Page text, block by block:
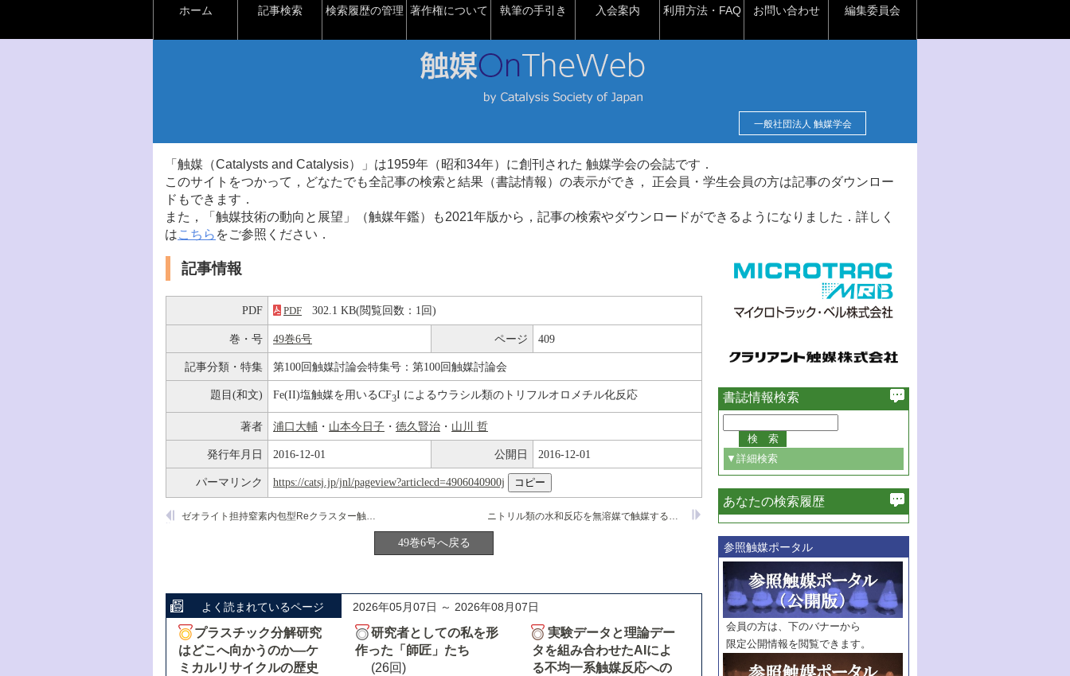
ホーム 記事検索 検索履歴の管理 著作権について 執筆の手引き 入会案内 利用方法・FAQ お問い合わせ 編集委員会
一般社団法人 触媒学会
「触媒（Catalysts and Catalysis）」は1959年（昭和34年）に創刊された 触媒学会の会誌です．
このサイトをつかって，どなたでも全記事の検索と結果（書誌情報）の表示ができ， 正会員・学生会員の方は記事のダウンロー
ドもできます．
また，「触媒技術の動向と展望」（触媒年鑑）も2021年版から，記事の検索やダウンロードができるようになりました．詳しく
はこちら をご参照ください．
記事情報
PDF PDF 302.1 KB(閲覧回数：1回)
巻・号 49巻6号 ページ 409
記事分類・特集 第100回触媒討論会特集号：第100回触媒討論会
題目(和文) Fe(II)塩触媒を用いるCF3I によるウラシル類のトリフルオロメチル化反応
著者 浦口大輔 ・ 山本今日子 ・ 徳久賢治 ・ 山川 哲
発行年月日 2016-12-01 公開日 2016-12-01
パーマリンク https://catsj.jp/jnl/pageview?articlecd=4906040900j
ニトリル類の水和反応を無溶媒で触媒する新規高活性イリジウム錯体の開発
ゼオライト担持窒素内包型Reクラスター触媒によるベンゼンと酸素からのフェノール直接合成反応の機構解明
49巻6号へ戻る
よく読まれているページ 2026年05月07日 ～ 2026年08月07日
プラスチック分解研究
はどこへ向かうのか―ケ
ミカルリサイクルの歴史
研究者としての私を形
作った「師匠」たち
(26回)
実験データと理論デー
タを組み合わせたAIによ
る不均一系触媒反応への
書誌情報検索
▼詳細検索
必ず含む
巻・号指定
巻
号
範囲指定
巻
号～
巻
号
触媒年鑑
年度
あなたの検索履歴
参照触媒ポータル
会員の方は、下のバナーから
限定公開情報を閲覧できます。